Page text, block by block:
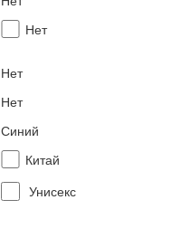
Нет
Нет
Нет
Синий
Китай
Унисекс